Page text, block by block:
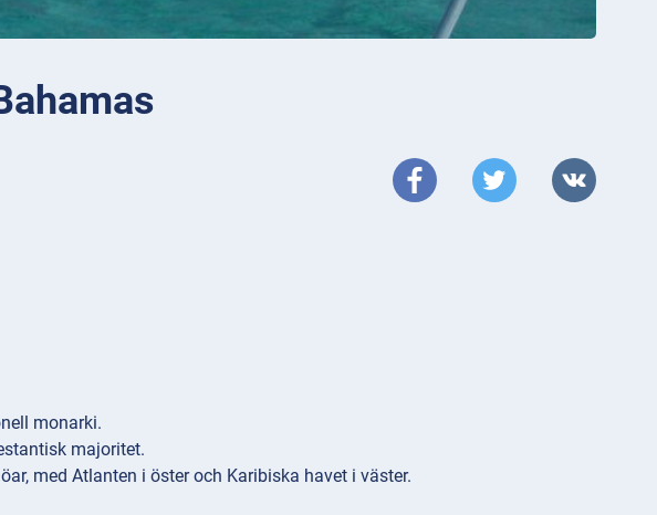
monarki.
majoritet.
med Atlanten i öster och Karibiska havet i väster.